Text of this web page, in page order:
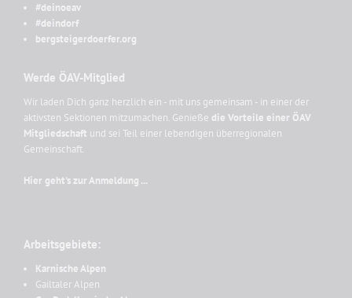
#deinoeav
#deindorf
bergsteigerdoerfer.org
Werde ÖAV-Mitglied
Wir laden Dich ganz herzlich ein - mit uns gemeinsam - in einer der
aktivsten Sektionen mitzumachen. Genieße die Vorteile einer ÖAV
Mitgliedschaft und sei Teil einer lebendigen überregionalen
Gemeinschaft.
Hier geht's zur Anmeldung ...
Arbeitsgebiete:
Karnische Alpen
Gailtaler Alpen